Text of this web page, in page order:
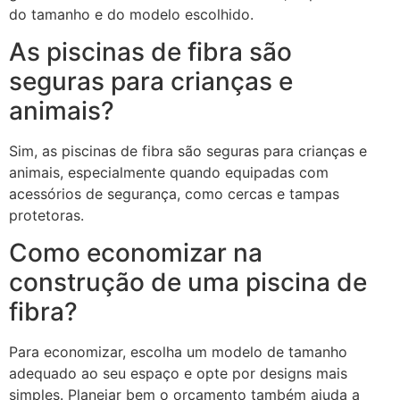
do tamanho e do modelo escolhido.
As piscinas de fibra são
seguras para crianças e
animais?
Sim, as piscinas de fibra são seguras para crianças e
animais, especialmente quando equipadas com
acessórios de segurança, como cercas e tampas
protetoras.
Como economizar na
construção de uma piscina de
fibra?
Para economizar, escolha um modelo de tamanho
adequado ao seu espaço e opte por designs mais
simples. Planejar bem o orçamento também ajuda a